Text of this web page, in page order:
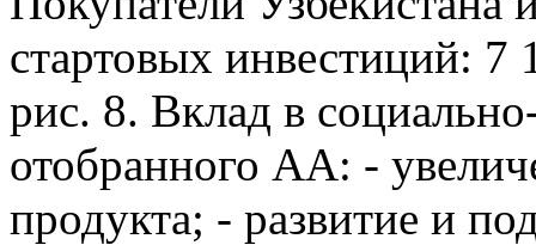
стартовых инвестиций:
рис. 8. Вклад в
отобранного АА: -
продукта; - развитие и